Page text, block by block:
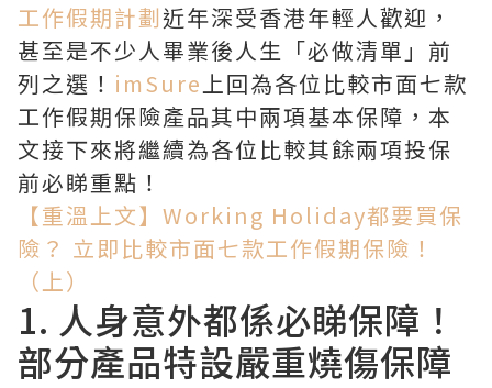
工作假期計劃近年深受香港年輕人歡迎，
甚至是不少人畢業後人生「必做清單」前
列之選！ imSure上回為各位比較市面七款
工作假期保險產品其中兩項基本保障，本
文接下來將繼續為各位比較其餘兩項投保
前必睇重點！
【重溫上文】Working Holiday都要買保
險？ 立即比較市面七款工作假期保險！
（上）
1. 人身意外都係必睇保障！
部分產品特設嚴重燒傷保障